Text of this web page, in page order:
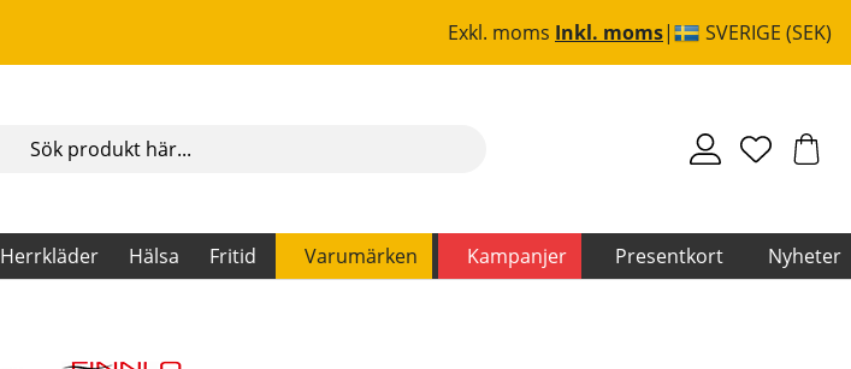
Exkl. moms Inkl. moms SVERIGE (SEK)
Herrkläder Hälsa Fritid Varumärken Kampanjer Presentkort Nyheter